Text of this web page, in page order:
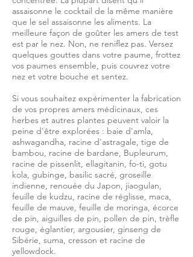
assaisonne le cocktail de la même manière
que le sel assaisonne les aliments. La
meilleure façon de goûter les amers de test
est par le nez. Non, ne reniflez pas. Versez
quelques gouttes dans votre paume, frottez
vos paumes ensemble, puis couvrez votre
nez et votre bouche et sentez.
Si vous souhaitez expérimenter la fabrication
de vos propres amers médicinaux, ces
herbes et autres plantes peuvent valoir la
peine d'être explorées : baie d'amla,
ashwagandha, racine d'astragale, tige de
bambou, racine de bardane, Bupleurum,
racine de pissenlit, ellagitanin, fo-ti, gotu
kola, gubinge, basilic sacré, groseille
indienne, renouée du Japon, jiaogulan,
feuille de kudzu, racine de réglisse, maca,
feuille de mauve, feuille de moringa, écorce
de pin, aiguilles de pin, pollen de pin, trèfle
rouge, églantier, argousier, ginseng de
Sibérie, suma, cresson et racine de
yellowdock.